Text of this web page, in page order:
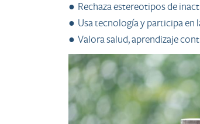
● Rechaza estereotipos de
● Usa tecnología y participa en
● Valora salud, aprendizaje